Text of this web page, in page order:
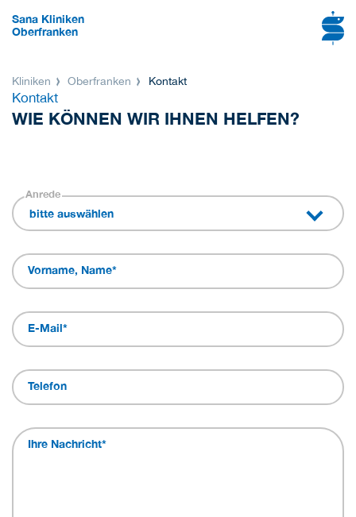
Sana Kliniken
Oberfranken
Kliniken Oberfranken Kontakt
Kontakt
WIE KÖNNEN WIR IHNEN HELFEN?
Anrede
bitte auswählen
Vorname, Name*
E-Mail*
Telefon
Ihre Nachricht*